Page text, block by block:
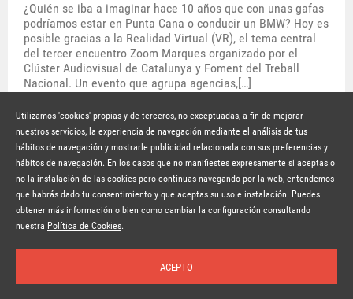
Inicio Temas Autores Nosotros Buscar Suscríbete
¿Quién se iba a imaginar hace 10 años que con unas gafas
podríamos estar en Punta Cana o conducir un BMW? Hoy es
posible gracias a la Realidad Virtual (VR), el tema central
del tercer encuentro Zoom Marques organizado por el
Clúster Audiovisual de Catalunya y Foment del Treball
Nacional. Un evento que agrupa agencias,[…]
Suscríbete a la newsletter
© Copyright Lavinia 2026 –www.lavinia.tc
Nota Legal
Contacto Política de privacidad
Condiciones de uso
Utilizamos 'cookies' propias y de terceros, no exceptuadas, a fin de mejorar
nuestros servicios, la experiencia de navegación mediante el análisis de tus
hábitos de navegación y mostrarle publicidad relacionada con sus preferencias y
hábitos de navegación. En los casos que no manifiestes expresamente si aceptas o
no la instalación de las cookies pero continuas navegando por la web, entendemos
que habrás dado tu consentimiento y que aceptas su uso e instalación. Puedes
obtener más información o bien como cambiar la configuración consultando
nuestra Política de Cookies.
ACEPTO